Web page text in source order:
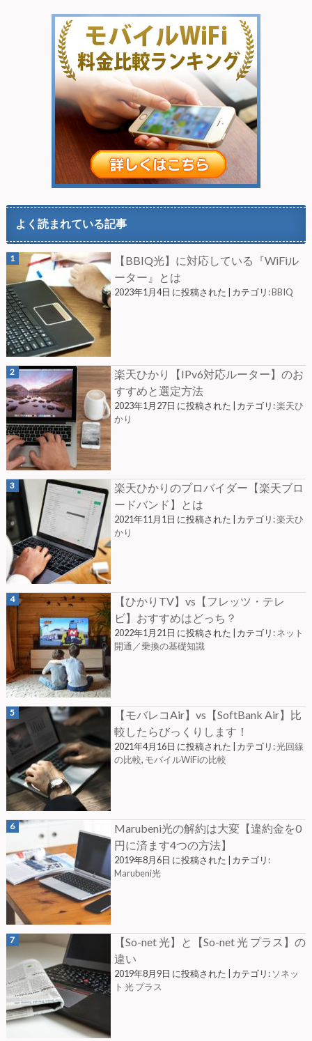
よく読まれている記事
【BBIQ光】に対応している『WiFiル
ーター』とは
2023年1月4日 に投稿された カテゴリ:BBIQ
楽天ひかり【IPv6対応ルーター】のお
すすめと選定方法
2023年1月27日 に投稿された カテゴリ:楽天ひ
かり
楽天ひかりのプロバイダー【楽天ブロ
ードバンド】とは
2021年11月1日 に投稿された カテゴリ:楽天ひ
かり
【ひかりTV】vs【フレッツ・テレ
ビ】おすすめはどっち？
2022年1月21日 に投稿された カテゴリ:ネット
開通／乗換の基礎知識
【モバレコAir】vs【SoftBank Air】比
較したらびっくりします！
2021年4月16日 に投稿された カテゴリ:光回線
の比較, モバイルWiFiの比較
Marubeni光の解約は大変【違約金を0
円に済ます4つの方法】
2019年8月6日 に投稿された
カテゴリ:
Marubeni光
【So-net 光】と【So-net 光 プラス】の
違い
2019年8月9日 に投稿された カテゴリ: ソネッ
ト 光 プラス